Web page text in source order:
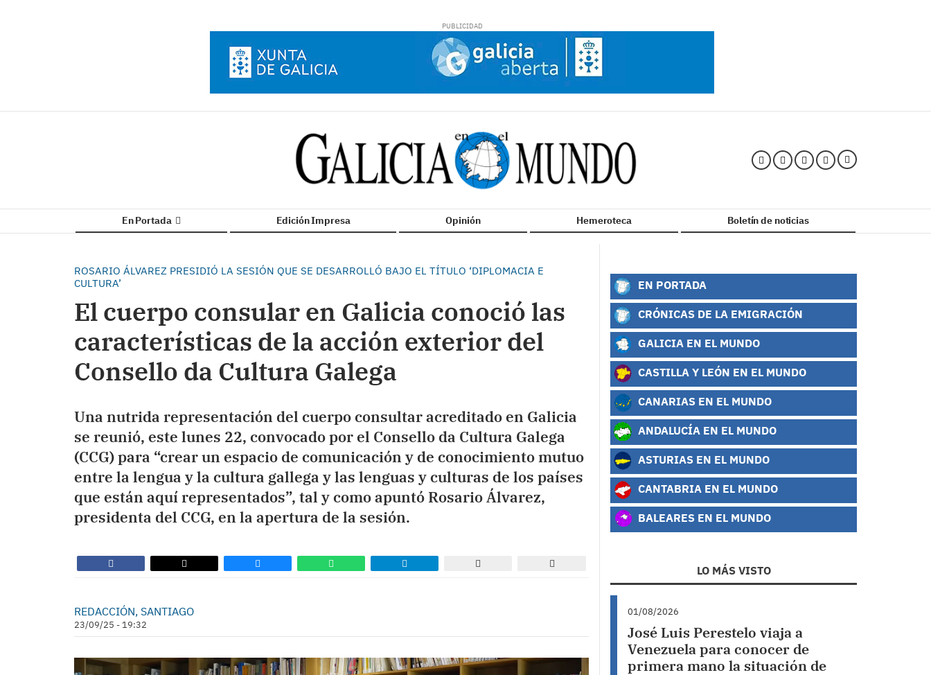
En Portada Edición Impresa Opinión Hemeroteca Boletín de noticias
ROSARIO ÁLVAREZ PRESIDIÓ LA SESIÓN QUE SE DESARROLLÓ BAJO EL TÍTULO ‘DIPLOMACIA E
CULTURA’
El cuerpo consular en Galicia conoció las
características de la acción exterior del
Consello da Cultura Galega
Una nutrida representación del cuerpo consultar acreditado en Galicia
se reunió, este lunes 22, convocado por el Consello da Cultura Galega
(CCG) para “crear un espacio de comunicación y de conocimiento mutuo
entre la lengua y la cultura gallega y las lenguas y culturas de los países
que están aquí representados”, tal y como apuntó Rosario Álvarez,
presidenta del CCG, en la apertura de la sesión.
REDACCIÓN, SANTIAGO
23/09/25 - 19:32
EN PORTADA
CRÓNICAS DE LA EMIGRACIÓN
GALICIA EN EL MUNDO
CASTILLA Y LEÓN EN EL MUNDO
CANARIAS EN EL MUNDO
ANDALUCÍA EN EL MUNDO
ASTURIAS EN EL MUNDO
CANTABRIA EN EL MUNDO
BALEARES EN EL MUNDO
LO MÁS VISTO
01/08/2026
José Luis Perestelo viaja a
Venezuela para conocer de
primera mano la situación de